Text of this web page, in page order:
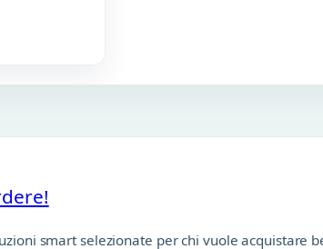
smart selezionate per chi vuole acquistare